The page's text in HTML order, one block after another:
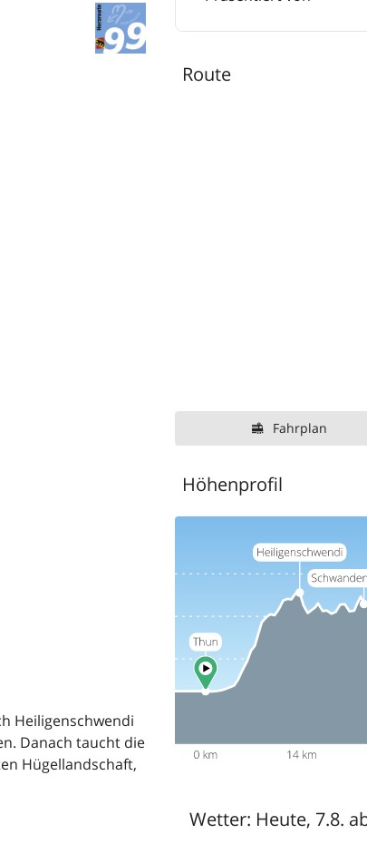
Heiligenschwendi
Danach taucht die
Hügellandschaft,
Route
Fahrplan
Höhenprofil
Wetter: Heute, 7.8.